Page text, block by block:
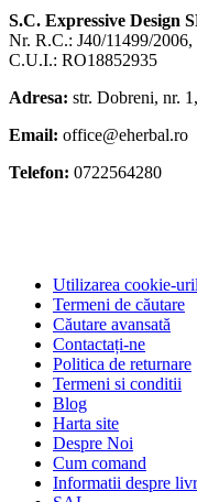
S.C. Expressive Design
Nr. R.C.: J40/11499/2006,
C.U.I.: RO18852935
Adresa: str. Dobreni, nr.
Email: office@eherbal.ro
Telefon: 0722564280
Utilizarea cookie-
Termeni de căutare
Căutare avansată
Contactați-ne
Politica de returnare
Termeni si conditii
Blog
Harta site
Despre Noi
Cum comand
Informatii despre